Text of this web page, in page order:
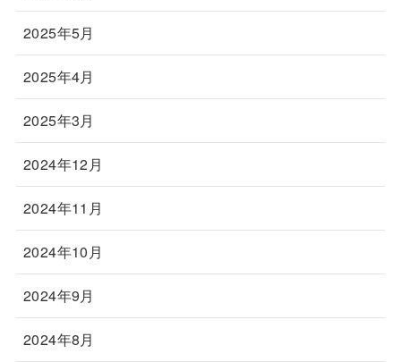
2025年5月
2025年4月
2025年3月
2024年12月
2024年11月
2024年10月
2024年9月
2024年8月